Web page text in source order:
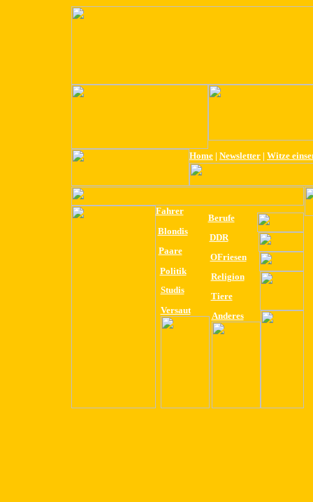
Home | Newsletter | Witze
Fahrer
Berufe
Blondis
DDR
Paare
OFriesen
Politik
Religion
Studis
Tiere
Versaut
Anderes